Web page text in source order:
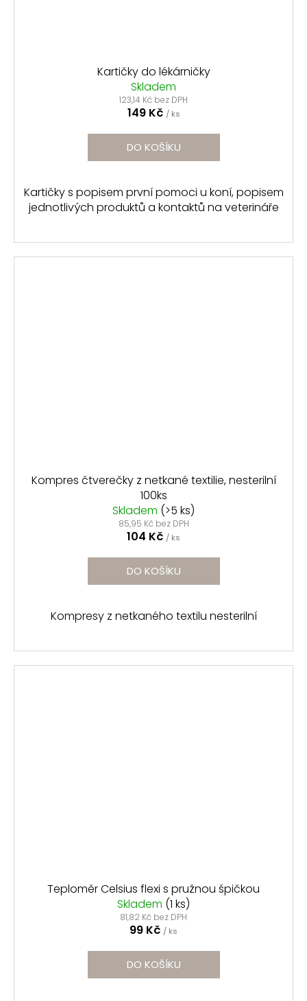
Kartičky do lékárničky
Skladem
123,14 Kč bez DPH
149 Kč / ks
DO KOŠÍKU
Kartičky s popisem první pomoci u koní, popisem
jednotlivých produktů a kontaktů na veterináře
Kompres čtverečky z netkané textilie, nesterilní
100ks
Skladem (>5 ks)
85,95 Kč bez DPH
104 Kč / ks
DO KOŠÍKU
Kompresy z netkaného textilu nesterilní
Teploměr Celsius flexi s pružnou špičkou
Skladem (1 ks)
81,82 Kč bez DPH
99 Kč / ks
DO KOŠÍKU